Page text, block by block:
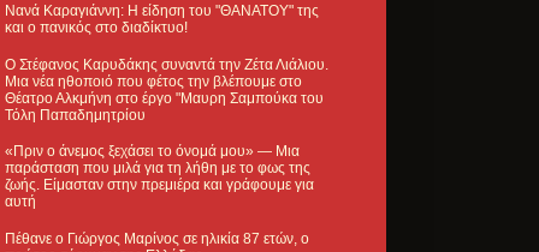
Νανά Καραγιάννη: Η είδηση του "ΘΑΝΑΤΟΥ" της
και ο πανικός στο διαδίκτυο!
Ο Στέφανος Καρυδάκης συναντά την Ζέτα Λιάλιου.
Μια νέα ηθοποιό που φέτος την βλέπουμε στο
Θέατρο Αλκμήνη στο έργο "Μαυρη Σαμπούκα του
Τόλη Παπαδημητρίου
«Πριν ο άνεμος ξεχάσει το όνομά μου» — Μια
παράσταση που μιλά για τη λήθη με το φως της
ζωής. Είμασταν στην πρεμιέρα και γράφουμε για
αυτή
Πέθανε ο Γιώργος Μαρίνος σε ηλικία 87 ετών, ο